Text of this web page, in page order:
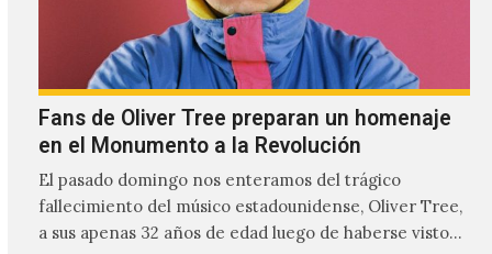
Fans de Oliver Tree preparan un homenaje
en el Monumento a la Revolución
El pasado domingo nos enteramos del trágico
fallecimiento del músico estadounidense, Oliver Tree,
a sus apenas 32 años de edad luego de haberse visto